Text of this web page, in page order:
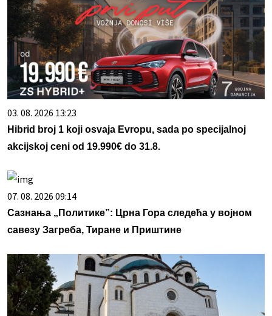
03. 08. 2026 13:23
Hibrid broj 1 koji osvaja Evropu, sada po specijalnoj
akcijskoj ceni od 19.990€ do 31.8.
07. 08. 2026 09:14
Сазнања „Политике”: Црна Гора следећа у војном
савезу Загреба, Тиране и Приштине